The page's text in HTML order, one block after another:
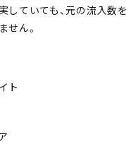
していても、元の流入数
せん。
ト